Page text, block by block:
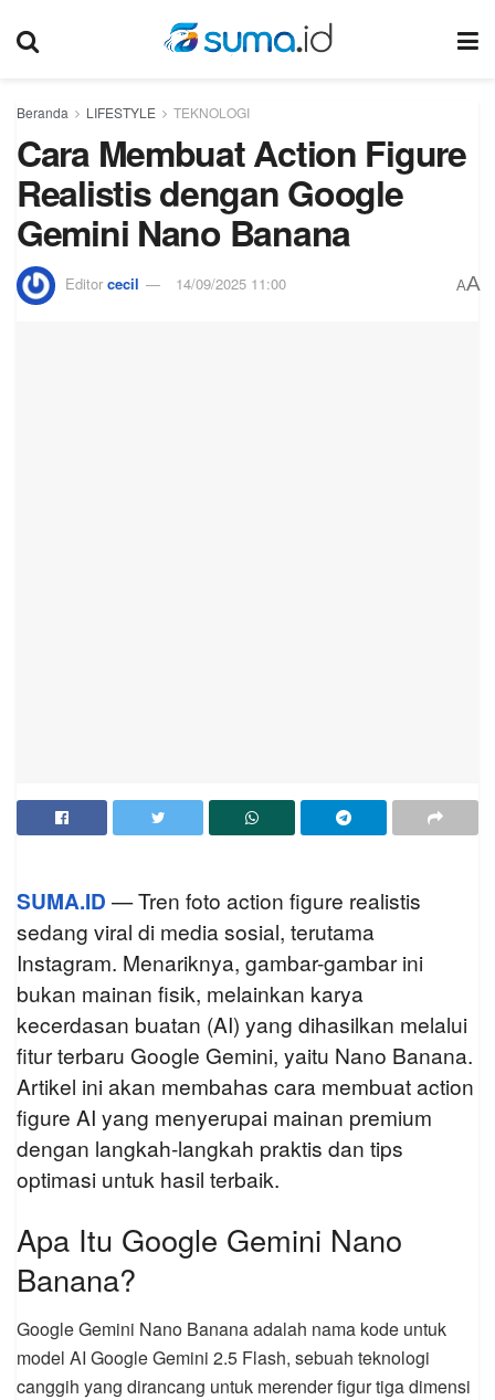
Beranda LIFESTYLE TEKNOLOGI
Cara Membuat Action Figure
Realistis dengan Google
Gemini Nano Banana
Editor cecil 14/09/2025 11:00 AA
SUMA.ID — Tren foto action figure realistis
sedang viral di media sosial, terutama
Instagram. Menariknya, gambar-gambar ini
bukan mainan fisik, melainkan karya
kecerdasan buatan (AI) yang dihasilkan melalui
fitur terbaru Google Gemini, yaitu Nano Banana.
Artikel ini akan membahas cara membuat action
figure AI yang menyerupai mainan premium
dengan langkah-langkah praktis dan tips
optimasi untuk hasil terbaik.
Apa Itu Google Gemini Nano
Banana?
Google Gemini Nano Banana adalah nama kode untuk
model AI Google Gemini 2.5 Flash, sebuah teknologi
canggih yang dirancang untuk merender figur tiga dimensi